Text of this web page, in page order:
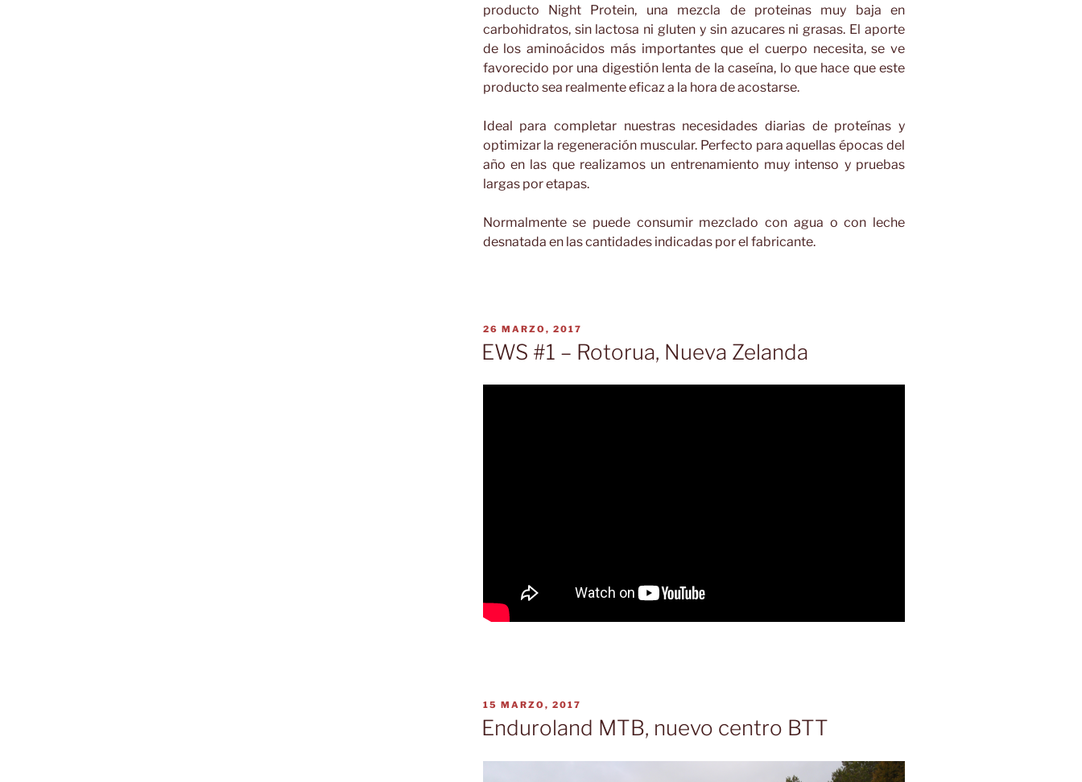
producto Night Protein, una mezcla de proteinas muy baja en
carbohidratos, sin lactosa ni gluten y sin azucares ni grasas. El aporte
de los aminoácidos más importantes que el cuerpo necesita, se ve
favorecido por una digestión lenta de la caseína, lo que hace que este
producto sea realmente eficaz a la hora de acostarse.
Ideal para completar nuestras necesidades diarias de proteínas y
optimizar la regeneración muscular. Perfecto para aquellas épocas del
año en las que realizamos un entrenamiento muy intenso y pruebas
largas por etapas.
Normalmente se puede consumir mezclado con agua o con leche
desnatada en las cantidades indicadas por el fabricante.
PUBLICADO
EL
26 MARZO, 2017
EWS #1 – Rotorua, Nueva Zelanda
PUBLICADO
EL
15 MARZO, 2017
Enduroland MTB, nuevo centro BTT